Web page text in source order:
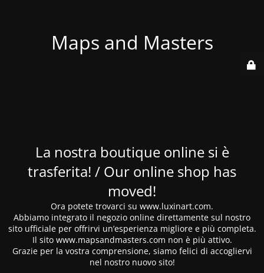
Maps and Masters
La nostra boutique online si è
trasferita! / Our online shop has
moved!
Ora potete trovarci su www.luxinart.com.
Abbiamo integrato il negozio online direttamente sul nostro
sito ufficiale per offrirvi un’esperienza migliore e più completa.
Il sito www.mapsandmasters.com non è più attivo.
Grazie per la vostra comprensione, siamo felici di accogliervi
nel nostro nuovo sito!